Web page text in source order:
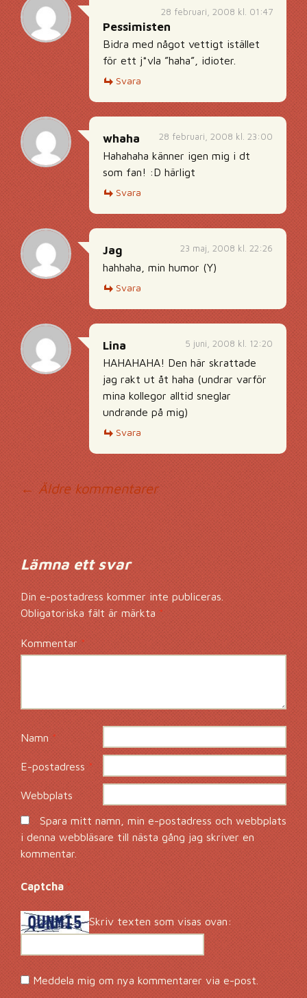
28 februari, 2008 kl. 01:47
Pessimisten
Bidra med något vettigt istället
för ett j*vla ”haha”, idioter.
Svara
28 februari, 2008 kl. 23:00
whaha
Hahahaha känner igen mig i dt
som fan! :D härligt
Svara
23 maj, 2008 kl. 22:26
Jag
hahhaha, min humor (Y)
Svara
5 juni, 2008 kl. 12:20
Lina
HAHAHAHA! Den här skrattade
jag rakt ut åt haha (undrar varför
mina kollegor alltid sneglar
undrande på mig)
Svara
← Äldre kommentarer
Lämna ett svar
Din e-postadress kommer inte publiceras.
Obligatoriska fält är märkta*
Kommentar*
Namn*
E-postadress*
Webbplats
Spara mitt namn, min e-postadress och webbplats
i denna webbläsare till nästa gång jag skriver en
kommentar.
Captcha *
Skriv texten som visas ovan:
Meddela mig om nya kommentarer via e-post.